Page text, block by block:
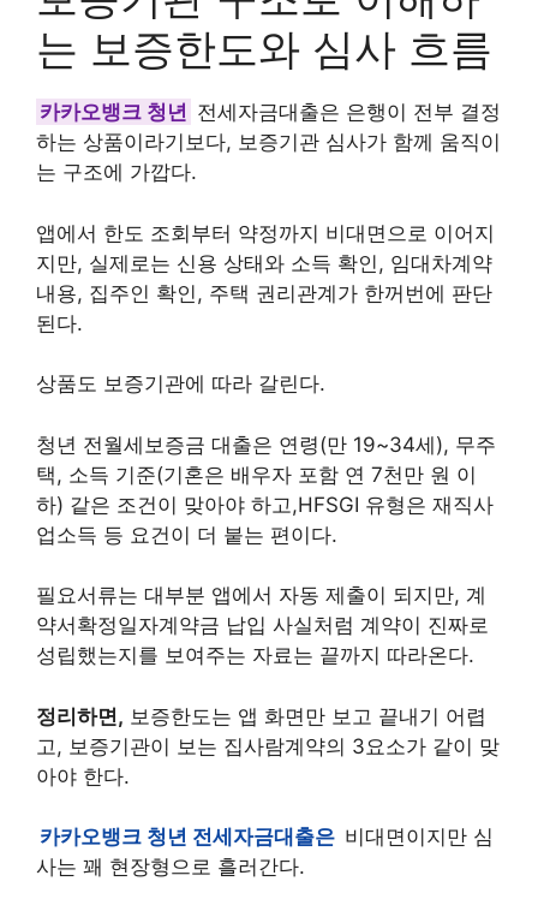
는 보증한도와 심사 흐름
카카오뱅크 청년 전세자금대출은 은행이 전부 결정
하는 상품이라기보다, 보증기관 심사가 함께 움직이
는 구조에 가깝다.
앱에서 한도 조회부터 약정까지 비대면으로 이어지
지만, 실제로는 신용 상태와 소득 확인, 임대차계약
내용, 집주인 확인, 주택 권리관계가 한꺼번에 판단
된다.
상품도 보증기관에 따라 갈린다.
청년 전월세보증금 대출은 연령(만 19~34세), 무주
택, 소득 기준(기혼은 배우자 포함 연 7천만 원 이
하) 같은 조건이 맞아야 하고,HFSGI 유형은 재직사
업소득 등 요건이 더 붙는 편이다.
필요서류는 대부분 앱에서 자동 제출이 되지만, 계
약서확정일자계약금 납입 사실처럼 계약이 진짜로
성립했는지를 보여주는 자료는 끝까지 따라온다.
정리하면, 보증한도는 앱 화면만 보고 끝내기 어렵
고, 보증기관이 보는 집사람계약의 3요소가 같이 맞
아야 한다.
카카오뱅크 청년 전세자금대출은 비대면이지만 심
사는 꽤 현장형으로 흘러간다.